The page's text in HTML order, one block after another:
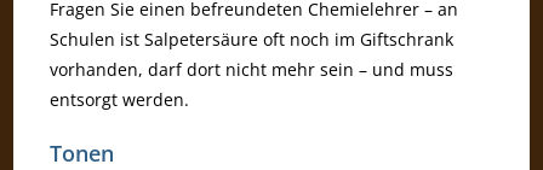
Fragen Sie einen befreundeten Chemielehrer – an
Schulen ist Salpetersäure oft noch im Giftschrank
vorhanden, darf dort nicht mehr sein – und muss
entsorgt werden.
Tonen